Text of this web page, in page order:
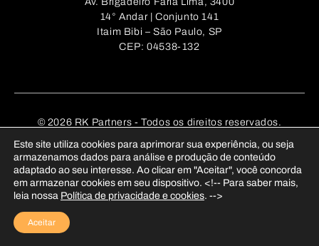
14° Andar | Conjunto 141
Itaim Bibi – São Paulo, SP
CEP: 04538-132
© 2026 RK Partners - Todos os direitos reservados.
Este site utiliza cookies para aprimorar sua experiência, ou seja
armazenamos dados para análise e produção de conteúdo
adaptado ao seu interesse. Ao clicar em "Aceitar", você concorda
em armazenar cookies em seu dispositivo. <!-- Para saber mais,
leia nossa Política de privacidade e cookies. -->
Aceitar